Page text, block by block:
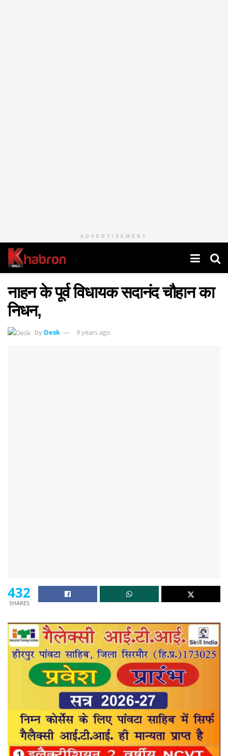
ADVERTISEMENT
नाहन के पूर्व विधायक सदानंद चौहान का
निधन,
by Desk 9 years ago
432
SHARES